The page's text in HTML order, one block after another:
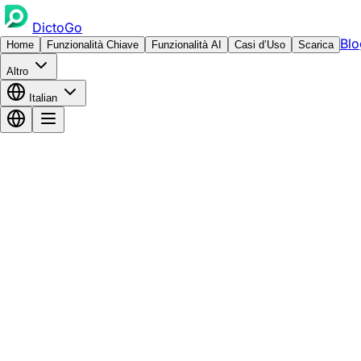
DictoGo
Home Funzionalità Chiave Funzionalità AI Casi d’Uso Scarica
Altro
Italian